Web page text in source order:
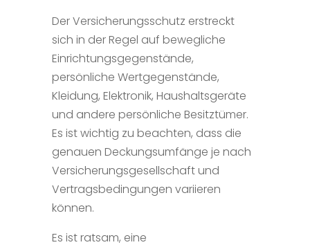
Der Versicherungsschutz erstreckt
sich in der Regel auf bewegliche
Einrichtungsgegenstände,
persönliche Wertgegenstände,
Kleidung, Elektronik, Haushaltsgeräte
und andere persönliche Besitztümer.
Es ist wichtig zu beachten, dass die
genauen Deckungsumfänge je nach
Versicherungsgesellschaft und
Vertragsbedingungen variieren
können.
Es ist ratsam, eine